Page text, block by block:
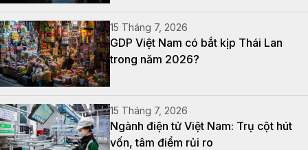
15 Tháng 7, 2026
GDP Việt Nam có bắt kịp Thái Lan
trong năm 2026?
15 Tháng 7, 2026
Ngành điện tử Việt Nam: Trụ cột hút
vốn, tâm điểm rủi ro